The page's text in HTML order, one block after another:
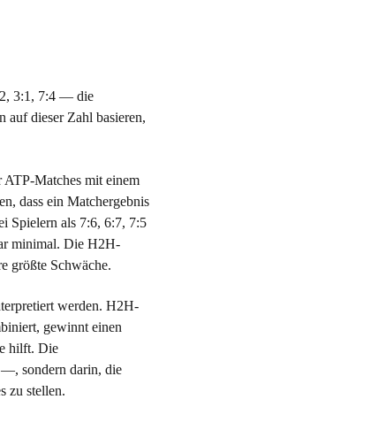
3:1, 7:4 — die
auf dieser Zahl basieren,
ATP-Matches mit einem
dass ein Matchergebnis
Spielern als 7:6, 6:7, 7:5
minimal. Die H2H-
größte Schwäche.
werden. H2H-
gewinnt einen
hilft. Die
sondern darin, die
zu stellen.